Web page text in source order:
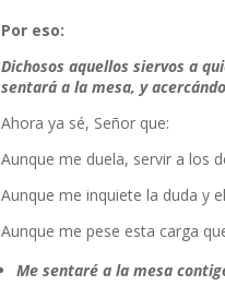
Por eso:
Dichosos aquellos siervos a
sentará a la mesa, y
Ahora ya sé, Señor que:
Aunque me duela, servir a los
Aunque me inquiete la duda y
Aunque me pese esta carga
Me sentaré a la mesa